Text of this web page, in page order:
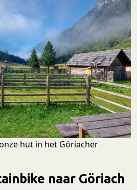
hut in het Göriacher
naar Göriach